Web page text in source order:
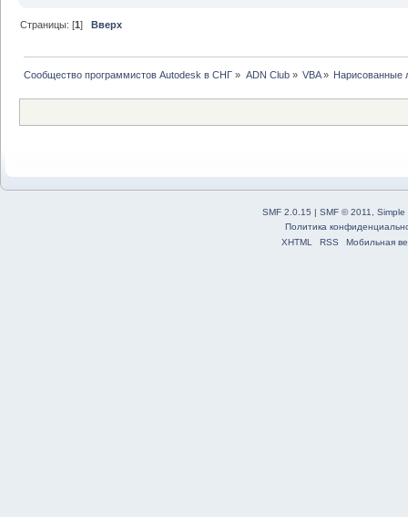
Страницы: [1]Вверх
Сообщество программистов Autodesk в СНГ » ADN Club» VBA» Нарисованные
SMF 2.0.15 | SMF © 2011
Simple
Политика
XHTML
RSS Мобильная